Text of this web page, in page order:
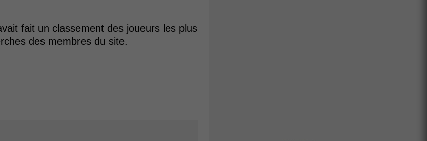
fait un classement des joueurs les plus
des membres du site.